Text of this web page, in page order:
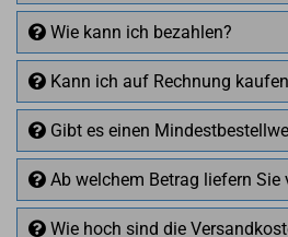
Wie kann ich bezahlen?
Kann ich auf Rechnung
Gibt es einen
Ab welchem Betrag liefern Sie
Wie hoch sind die